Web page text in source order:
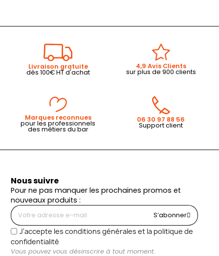
Livraison gratuite
dès 100€ HT d'achat
4,9 Avis Clients
sur plus de 900 clients
Marques reconnues
pour les professionnels
des métiers du bar
06 30 97 88 56
Support client
Nous suivre
Pour ne pas manquer les prochaines promos et
nouveaux produits :
S’abonner
J'accepte les conditions générales et la politique de
confidentialité
Vous pouvez vous désinscrire à tout moment.